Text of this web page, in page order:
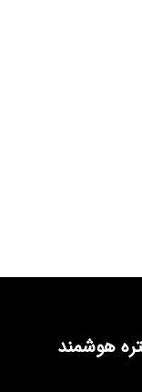
هوشمند